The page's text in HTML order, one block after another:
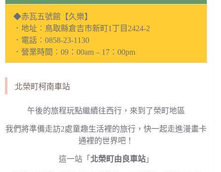
◆赤瓦五號館【久樂】
．地址︰鳥取縣倉吉市新町1丁目2424-2
．電話︰0858-23-1130
．營業時間︰09：00am – 17：00pm
北榮町柯南車站
午後的旅程玩點繼續往西行，來到了榮町地區
我們將準備走訪2處童趣生活裡的旅行，快一起走進漫畫卡
通裡的世界吧！
這一站「 北榮町由良車站 」